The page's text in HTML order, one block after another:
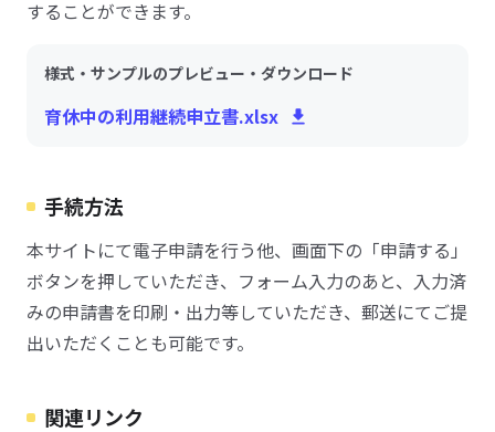
することができます。
様式・サンプルのプレビュー・ダウンロード
育休中の利用継続申立書.xlsx
手続方法
本サイトにて電子申請を行う他、画面下の「申請する」
ボタンを押していただき、フォーム入力のあと、入力済
みの申請書を印刷・出力等していただき、郵送にてご提
出いただくことも可能です。
関連リンク